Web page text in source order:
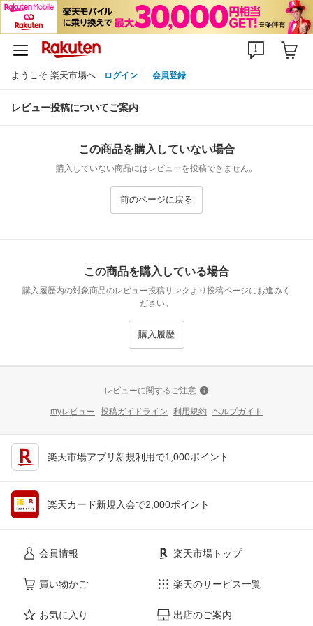
ようこそ 楽天市場へ ログイン 会員登録
レビュー投稿についてご案内
この商品を購入していない場合
購入していない商品にはレビューを投稿できません。
前のページに戻る
この商品を購入している場合
購入履歴内の対象商品のレビュー投稿リンクより投稿ページにお進みく
ださい。
購入履歴
レビューに関するご注意
myレビュー 投稿ガイドライン 利用規約 ヘルプガイド
楽天市場アプリ新規利用で1,000ポイント
楽天カード新規入会で2,000ポイント
会員情報
買い物かご
お気に入り
楽天市場トップ
楽天のサービス一覧
出店のご案内